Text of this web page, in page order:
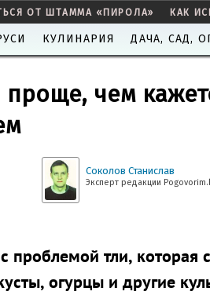
ОТ ШТАММА «ПИРОЛА» КАК
КУЛИНАРИЯ ДАЧА, САД,
чем
Соколов Станислав
Эксперт редакции
тли, которая
огурцы и другие